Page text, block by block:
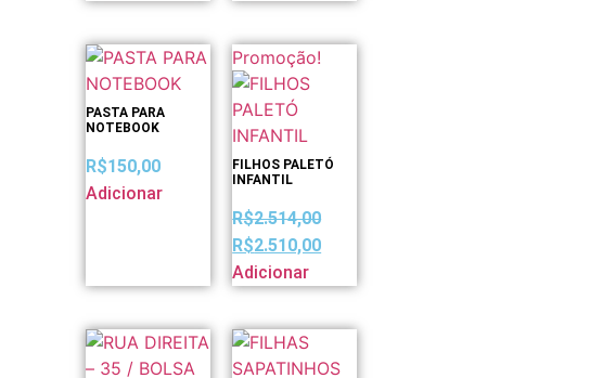
PASTA PARA
NOTEBOOK
R$150,00
Adicionar
Promoção!
FILHOS PALETÓ
INFANTIL
R$2.514,00
R$2.510,00
Adicionar